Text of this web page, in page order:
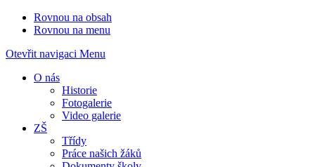
Rovnou na obsah
Rovnou na menu
Otevřit navigaci Menu
O nás
Historie
Fotogalerie
Video galerie
ZŠ
Třídy
Práce našich žáků